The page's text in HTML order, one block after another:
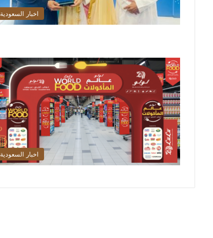
اخبار السعودية
اخبار السعودية